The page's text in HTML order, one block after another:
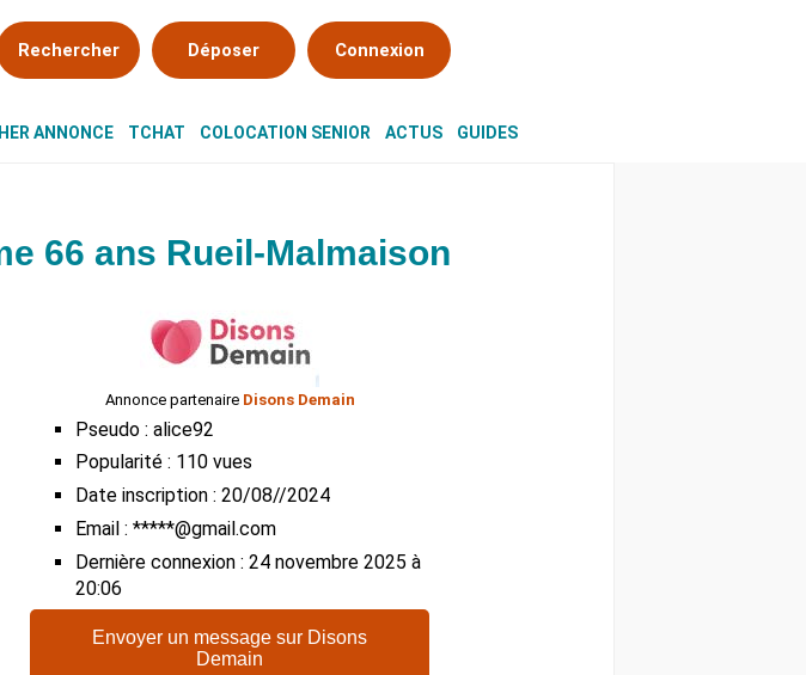
Rechercher Déposer Connexion
ANNONCE TCHAT COLOCATION SENIOR ACTUS GUIDES
66 ans Rueil-Malmaison
Annonce partenaire Disons Demain
Pseudo : alice92
Popularité : 110 vues
Date inscription : 20/08//2024
Email : *****@gmail.com
Dernière connexion : 24 novembre 2025 à
20:06
Envoyer un message sur Disons
Demain